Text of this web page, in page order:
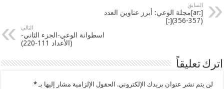
السابق
[:ar]مجلة الوعي: أبرز عناوين العدد
(357-356)[:]
التالي
اسطوانة الوعي-الجزء الثاني-
(الأعداد 111-220)
اترك تعليقاً
لن يتم نشر عنوان بريدك الإلكتروني. الحقول الإلزامية مشار إليها بـ*